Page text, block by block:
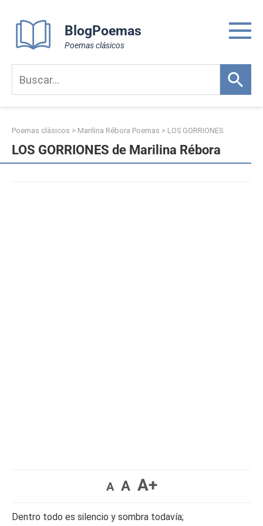
content
BlogPoemas
Poemas clásicos
Poemas clásicos > Marilina Rébora Poemas > LOS GORRIONES
LOS GORRIONES de Marilina Rébora
A A A+
Dentro todo es silencio y sombra todavía;